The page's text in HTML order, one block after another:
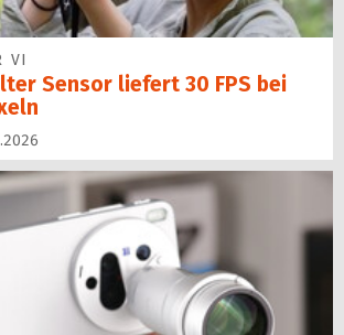
VI
Sensor liefert 30 FPS bei